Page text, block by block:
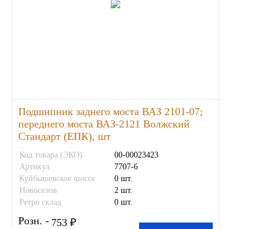
ММЗ
ЛИАЗ
МТЗ
Подшипник заднего моста ВАЗ 2101-07;
переднего моста ВАЗ-2121 Волжский
Стандарт (ЕПК), шт
Код товара (ЭКО)
00-00023423
Артикул
7707-6
Куйбышевское шоссе
0 шт.
Новоселов
2 шт.
Ретро склад
0 шт.
Розн. - 753 ₽